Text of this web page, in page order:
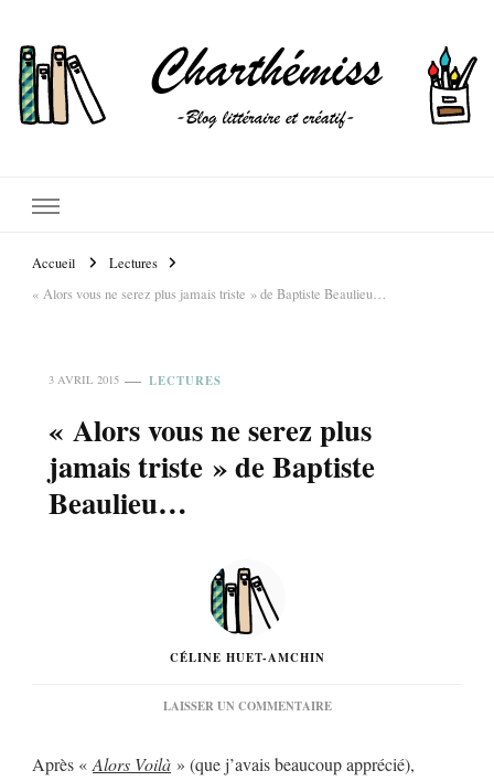
Accueil
Lectures
« Alors vous ne serez plus jamais triste » de Baptiste Beaulieu…
3 AVRIL 2015 LECTURES
« Alors vous ne serez plus
jamais triste » de Baptiste
Beaulieu…
CÉLINE HUET-AMCHIN
LAISSER UN COMMENTAIRESUR
NE
Après « Alors Voilà » (que j’avais beaucoup apprécié),